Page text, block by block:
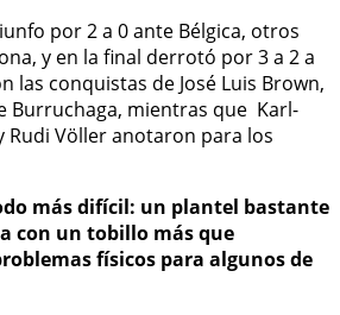
por 2 a 0 ante Bélgica, otros
y en la final derrotó por 3 a 2 a
las conquistas de José Luis Brown,
Burruchaga, mientras que Karl-
Rudi Völler anotaron para los
más difícil: un plantel bastante
con un tobillo más que
físicos para algunos de